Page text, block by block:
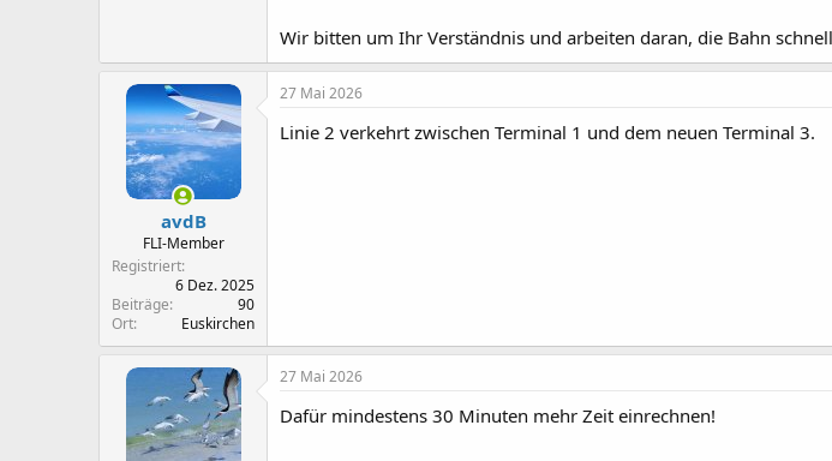
Wir bitten um Ihr Verständnis und arbeiten daran, die Bahn
avdB
FLI-Member
Registriert
6 Dez. 2025
Beiträge
90
Ort
Euskirchen
27 Mai 2026
Linie 2 verkehrt zwischen Terminal 1 und dem neuen Terminal 3.
27 Mai 2026
Dafür mindestens 30 Minuten mehr Zeit einrechnen!